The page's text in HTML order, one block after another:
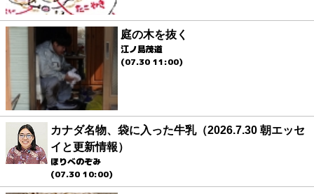
庭の木を抜く
江ノ島茂道
(07.30 11:00)
カナダ名物、袋に入った牛乳（2026.7.30 朝エッセ
イと更新情報）
ほりべのぞみ
(07.30 10:00)